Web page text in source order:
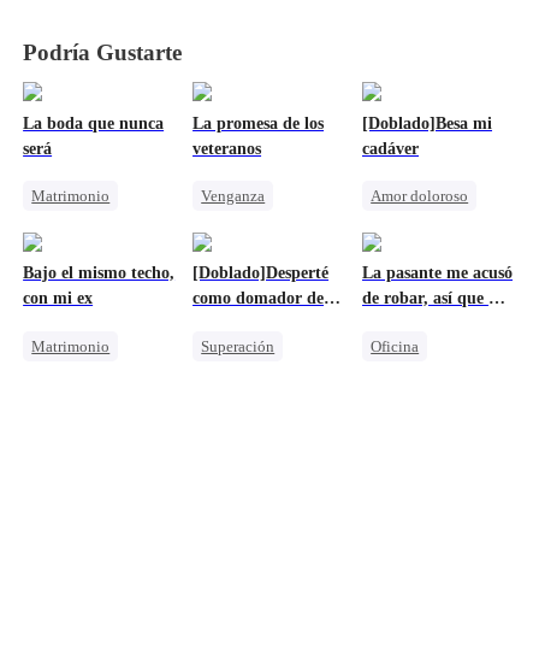
Podría Gustarte
La boda que nunca
será
Matrimonio
Triángulo Amoroso
La promesa de los
veteranos
Venganza
Sentimiento de Familia y Patria
[Doblado]Besa mi
cadáver
Amor doloroso
Triángulo Amoroso
Bajo el mismo techo,
con mi ex
Matrimonio
[Doblado]Desperté
como domador de
Superación
La pasante me acusó
de robar, así que me
Oficina